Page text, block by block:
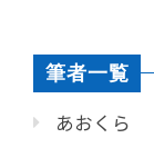
筆者一覧
あおくら